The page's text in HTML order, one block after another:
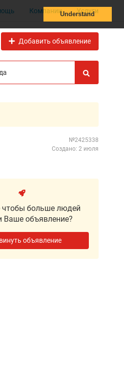
Understand
Компании Услуги
Добавить объявление
№2425338
Создано: 2 июля
чтобы больше людей
Ваше объявление?
объявление